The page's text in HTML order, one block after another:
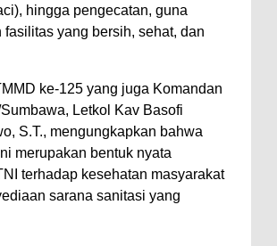
Wali Kota Bima Tinjau Rumah
Percepatan Bantuan BSPS
Wakil Wali Kota Bima
Konsultasikan Usulan Inpres
Jalan Daerah 2026 dan
Persiapan DAK 2027 ke BPJN
hingga pengecatan, guna
fasilitas yang bersih, sehat, dan
ke-125 yang juga Komandan
Letkol Kav Basofi
S.T., mengungkapkan bahwa
merupakan bentuk nyata
terhadap kesehatan masyarakat
sarana sanitasi yang